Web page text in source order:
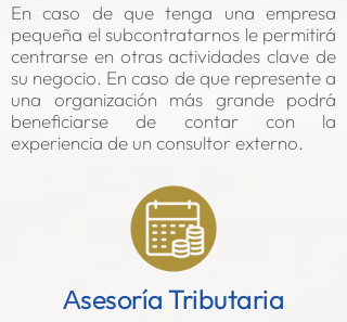
En caso de que tenga una empresa
pequeña el subcontratarnos le permitirá
centrarse en otras actividades clave de
su negocio. En caso de que represente a
una organización más grande podrá
beneficiarse de contar con la
experiencia de un consultor externo.
Asesoría Tributaria